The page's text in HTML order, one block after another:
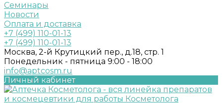
Семинары
Новости
Оплата и доставка
+7 (499) 110-01-13
+7 (499) 110-01-13
Москва, 2-й Крутицкий пер., д.18, стр. 1
Понедельник - пятница 9:00 - 18:00
info@aptcosm.ru
Личный кабинет